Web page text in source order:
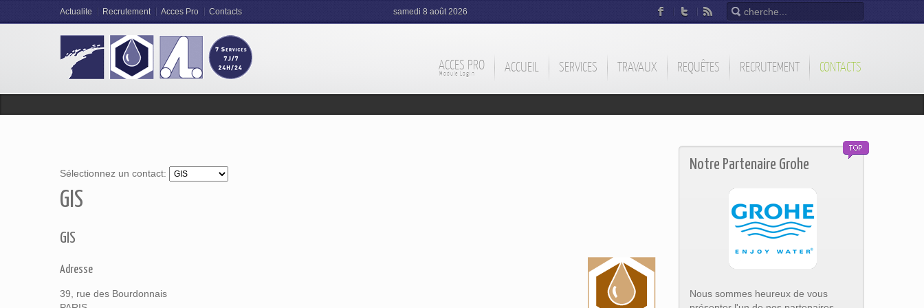
samedi 8 août 2026
Actualite Recrutement Acces Pro Contacts
ACCES PRO
Module Login ACCUEIL SERVICES TRAVAUX REQUÊTES RECRUTEMENT CONTACTS
Sélectionnez un contact:
GIS
GIS
Adresse
39, rue des Bourdonnais
Notre Partenaire Grohe
Nous sommes heureux de vous